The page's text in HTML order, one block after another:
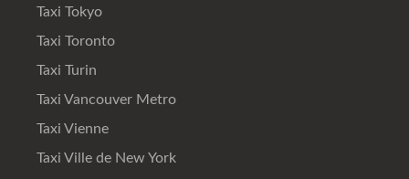
Taxi Tokyo
Taxi Toronto
Taxi Turin
Taxi Vancouver Metro
Taxi Vienne
Taxi Ville de New York